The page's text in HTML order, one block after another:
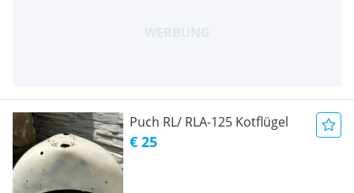
Puch RL/ RLA-125 Kotflügel
€ 25